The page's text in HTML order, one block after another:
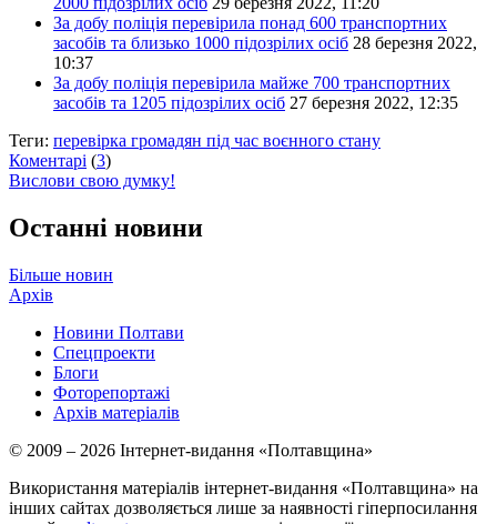
За добу поліція перевірила понад 600 транспортних
засобів та близько 1000 підозрілих осіб 28 березня 2022,
10:37
За добу поліція перевірила майже 700 транспортних
засобів та 1205 підозрілих осіб 27 березня 2022, 12:35
Теги: перевірка громадян під час воєнного стану
Коментарі (3)
Вислови свою думку!
Останні новини
Більше новин
Архів
Новини Полтави
Спецпроекти
Блоги
Фоторепортажі
Архів матеріалів
© 2009 – 2026 Інтернет-видання «Полтавщина»
Використання матеріалів інтернет-видання «Полтавщина» на
інших сайтах дозволяється лише за наявності гіперпосилання